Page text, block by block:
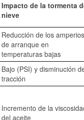
Impacto de la tormenta
nieve
Reducción de los amperios
de arranque en
temperaturas bajas
Bajo (PSI) y disminución
tracción
Incremento de la
del aceite